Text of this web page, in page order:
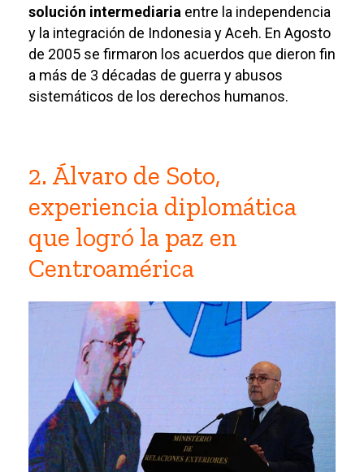
solución intermediaria entre la independencia
y la integración de Indonesia y Aceh. En Agosto
de 2005 se firmaron los acuerdos que dieron fin
a más de 3 décadas de guerra y abusos
sistemáticos de los derechos humanos.
2. Álvaro de Soto,
experiencia diplomática
que logró la paz en
Centroamérica